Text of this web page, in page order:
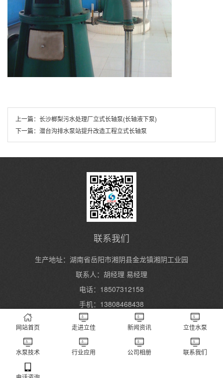
上一篇： 长沙榔梨污水处理厂立式长轴泵(长轴液下泵)
下一篇： 潜台沟排水泵站提升改造工程立式长轴泵
联系我们
生产地址：湖南省岳阳市湘阴县金龙镇湘阴工业园
联系人：胡经理 易经理
电话：18507312158
手机：13808468438
Copyright 2004-2024 湖南立佳机械制造有限公司 All Rights Reserved.湘ICP
备2023000934号
长沙水泵厂
网站首页 走进立佳 新闻资讯 立佳水泵
水泵技术 行业应用 公司相册 联系我们